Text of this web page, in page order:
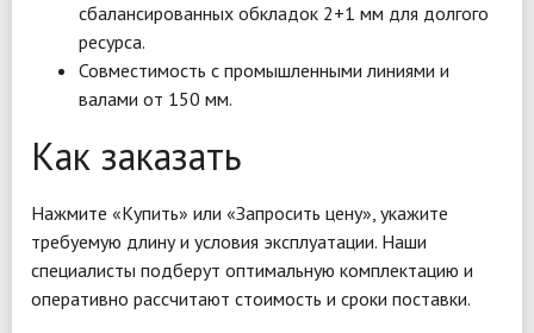
сбалансированных обкладок 2+1 мм для долгого
ресурса.
Совместимость с промышленными линиями и
валами от 150 мм.
Как заказать
Нажмите «Купить» или «Запросить цену», укажите
требуемую длину и условия эксплуатации. Наши
специалисты подберут оптимальную комплектацию и
оперативно рассчитают стоимость и сроки поставки.